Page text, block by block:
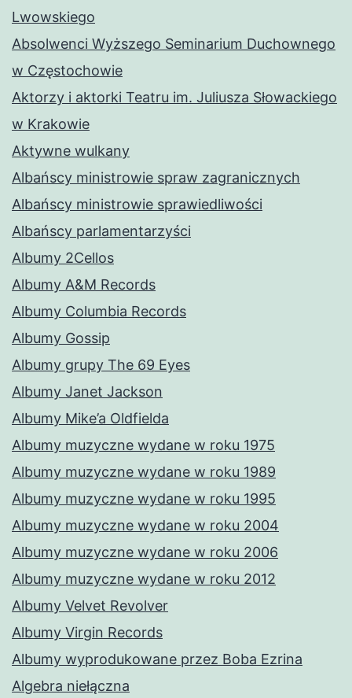
Lwowskiego
Absolwenci Wyższego Seminarium Duchownego
w Częstochowie
Aktorzy i aktorki Teatru im. Juliusza Słowackiego
w Krakowie
Aktywne wulkany
Albańscy ministrowie spraw zagranicznych
Albańscy ministrowie sprawiedliwości
Albańscy parlamentarzyści
Albumy 2Cellos
Albumy A&M Records
Albumy Columbia Records
Albumy Gossip
Albumy grupy The 69 Eyes
Albumy Janet Jackson
Albumy Mike’a Oldfielda
Albumy muzyczne wydane w roku 1975
Albumy muzyczne wydane w roku 1989
Albumy muzyczne wydane w roku 1995
Albumy muzyczne wydane w roku 2004
Albumy muzyczne wydane w roku 2006
Albumy muzyczne wydane w roku 2012
Albumy Velvet Revolver
Albumy Virgin Records
Albumy wyprodukowane przez Boba Ezrina
Algebra niełączna